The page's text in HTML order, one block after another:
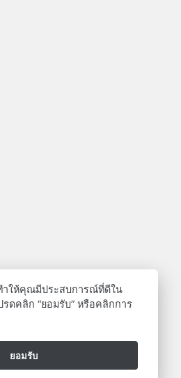
ำให้คุณมีประสบการณ์ที่ดีใน
รดคลิก “ยอมรับ” หรือคลิกการ
ยอมรับ